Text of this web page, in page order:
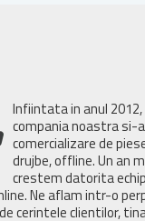
Infiintata in anul
compania noastra si-
comercializare de
drujbe, offline. Un an
crestem datorita
Ne aflam intr-o
cerintele clientilor,